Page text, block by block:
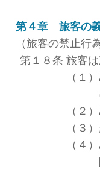
第４章 旅客の
（旅客の禁止行
第１８条 旅客
（１）
（２）
（３）
（４）